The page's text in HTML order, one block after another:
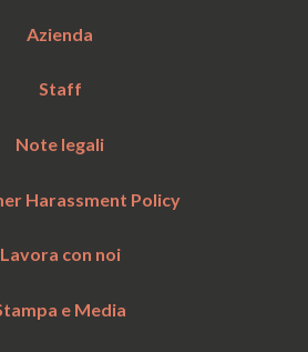
Azienda
Staff
Note legali
Harassment Policy
Lavora con noi
e Media